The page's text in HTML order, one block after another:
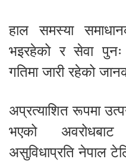
हाल समस्या
भइरहेको र सेवा पुनः
गतिमा जारी रहेको
अप्रत्याशित रूपमा
भएको अवरोधबाट
असुविधाप्रति नेपाल